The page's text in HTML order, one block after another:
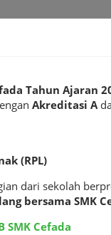
Tahun Ajaran
Akreditasi A
(RPL)
dari sekolah
bersama SMK
SMK Cefada